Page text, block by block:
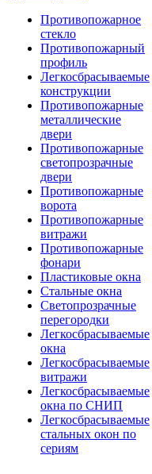
Противопожарное
стекло
Противопожарный
профиль
Легкосбрасываемые
конструкции
Противопожарные
металлические
двери
Противопожарные
светопрозрачные
двери
Противопожарные
ворота
Противопожарные
витражи
Противопожарные
фонари
Пластиковые окна
Стальные окна
Светопрозрачные
перегородки
Легкосбрасываемые
окна
Легкосбрасываемые
витражи
Легкосбрасываемые
окна по СНИП
Легкосбрасываемые
стальных окон по
сериям